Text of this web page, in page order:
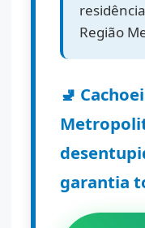
Região
🚽
garantia